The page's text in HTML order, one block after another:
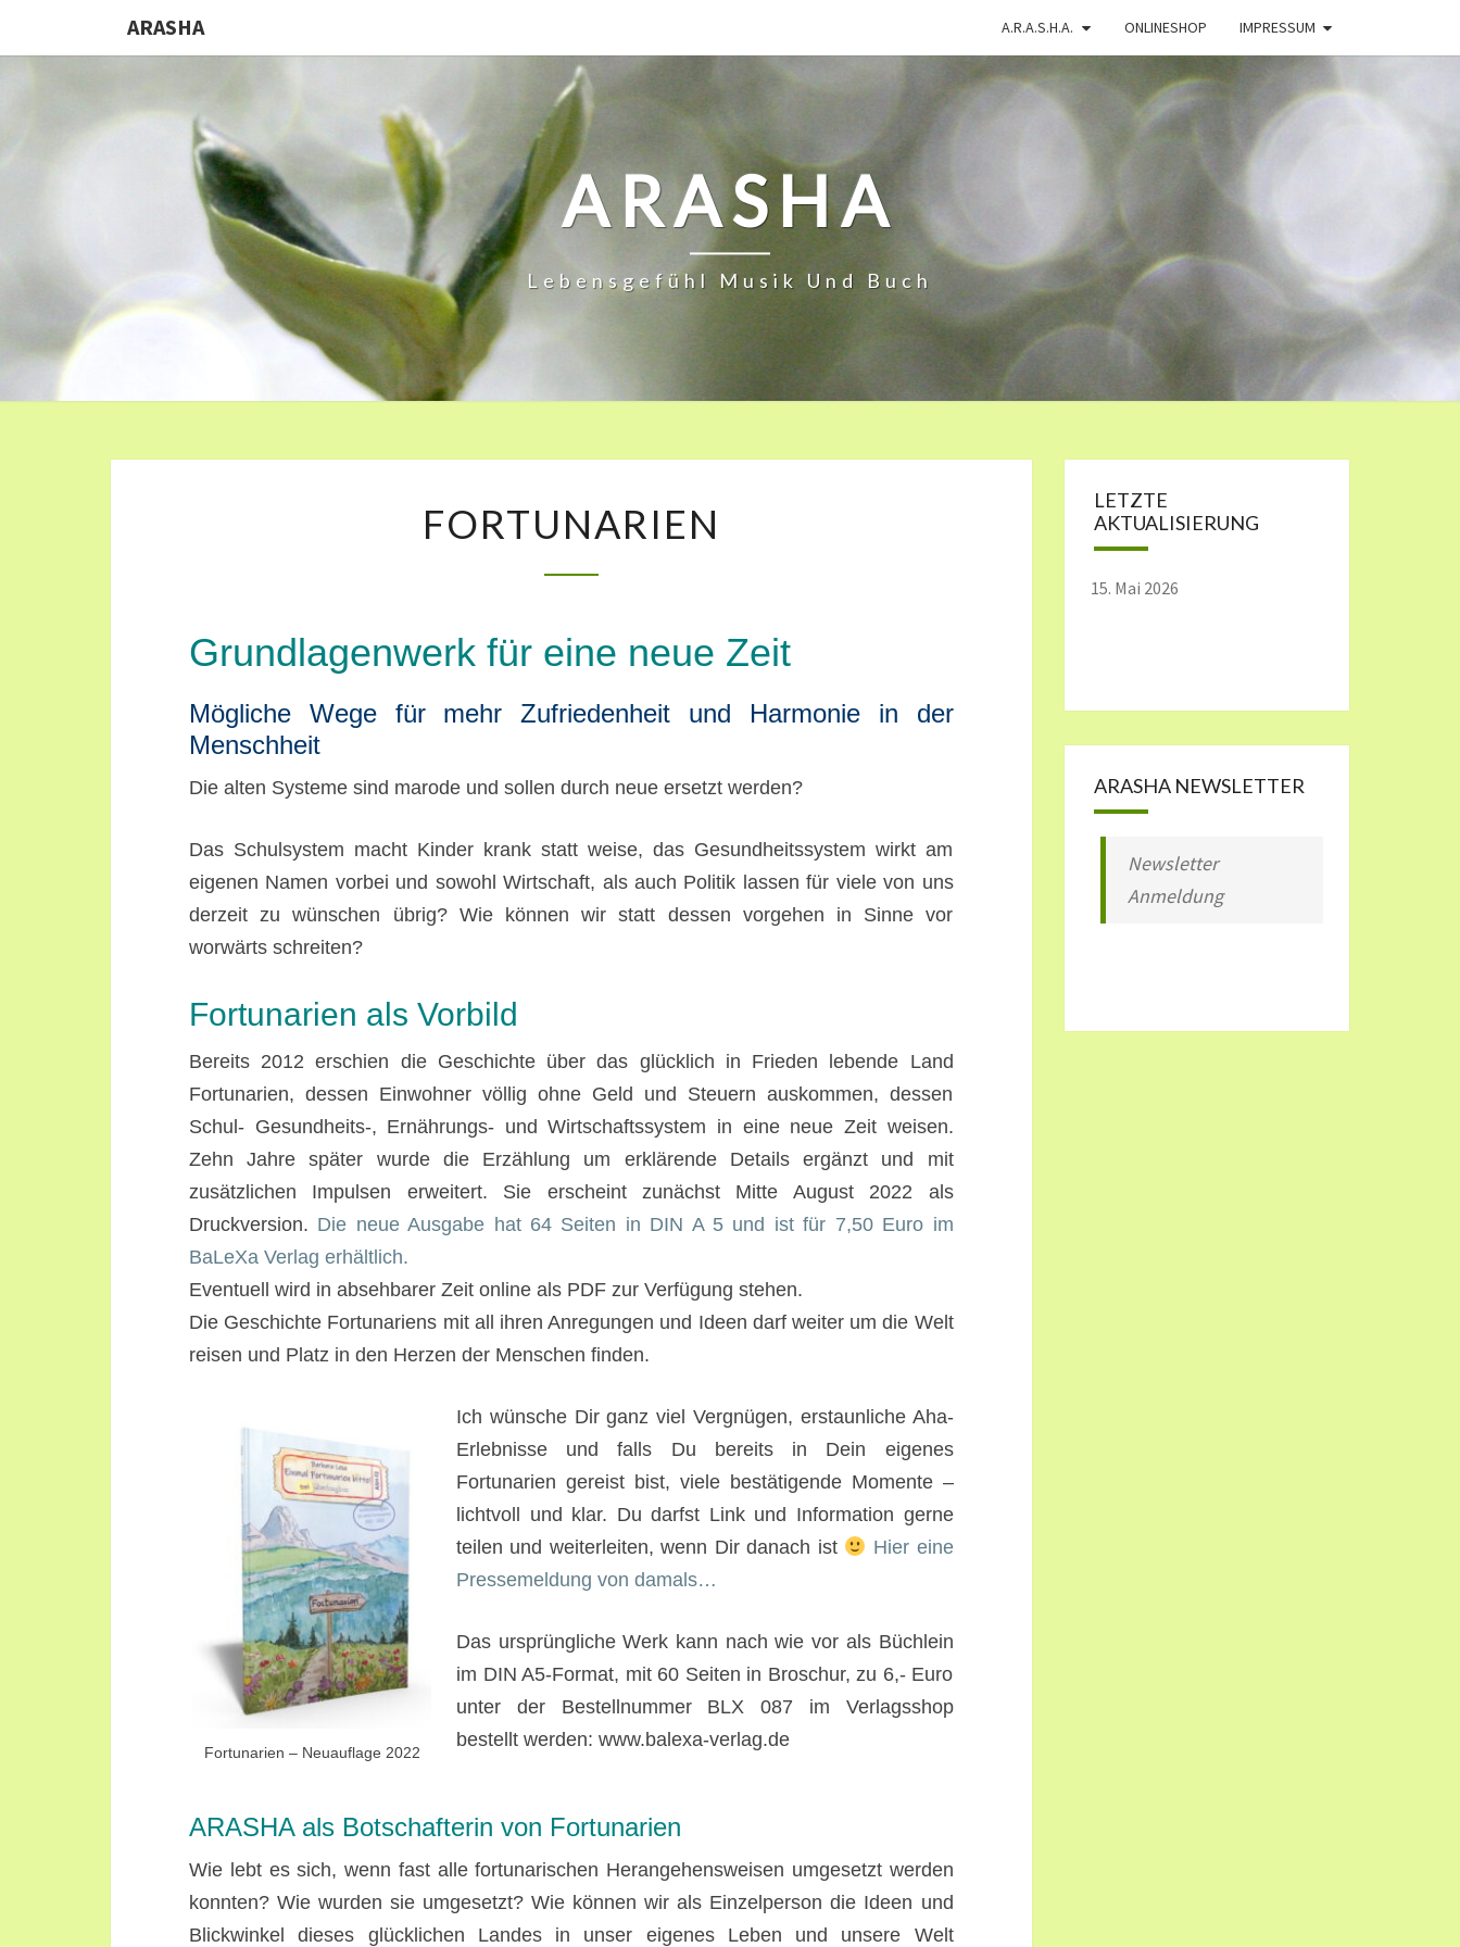
ARASHA A.R.A.S.H.A. ONLINESHOP IMPRESSUM
ARASHA
Lebensgefühl Musik Und Buch
FORTUNARIEN
Grundlagenwerk für eine neue Zeit
Mögliche Wege für mehr Zufriedenheit und Harmonie in der
Menschheit
Die alten Systeme sind marode und sollen durch neue ersetzt werden?
Das Schulsystem macht Kinder krank statt weise, das Gesundheitssystem wirkt am
eigenen Namen vorbei und sowohl Wirtschaft, als auch Politik lassen für viele von uns
derzeit zu wünschen übrig? Wie können wir statt dessen vorgehen in Sinne vor
worwärts schreiten?
Fortunarien als Vorbild
Bereits 2012 erschien die Geschichte über das glücklich in Frieden lebende Land
Fortunarien, dessen Einwohner völlig ohne Geld und Steuern auskommen, dessen
Schul- Gesundheits-, Ernährungs- und Wirtschaftssystem in eine neue Zeit weisen.
Zehn Jahre später wurde die Erzählung um erklärende Details ergänzt und mit
zusätzlichen Impulsen erweitert. Sie erscheint zunächst Mitte August 2022 als
Druckversion. Die neue Ausgabe hat 64 Seiten in DIN A 5 und ist für 7,50 Euro im
BaLeXa Verlag erhältlich.
Eventuell wird in absehbarer Zeit online als PDF zur Verfügung stehen.
Die Geschichte Fortunariens mit all ihren Anregungen und Ideen darf weiter um die Welt
reisen und Platz in den Herzen der Menschen finden.
Fortunarien – Neuauflage 2022
Ich wünsche Dir ganz viel Vergnügen, erstaunliche Aha-
Erlebnisse und falls Du bereits in Dein eigenes
Fortunarien gereist bist, viele bestätigende Momente –
lichtvoll und klar. Du darfst Link und Information gerne
teilen und weiterleiten, wenn Dir danach ist
Hier eine
Pressemeldung von damals…
Das ursprüngliche Werk kann nach wie vor als Büchlein
im DIN A5-Format, mit 60 Seiten in Broschur, zu 6,- Euro
unter der Bestellnummer BLX 087 im Verlagsshop
bestellt werden: www.balexa-verlag.de
ARASHA als Botschafterin von Fortunarien
Wie lebt es sich, wenn fast alle fortunarischen Herangehensweisen umgesetzt werden
konnten? Wie wurden sie umgesetzt? Wie können wir als Einzelperson die Ideen und
Blickwinkel dieses glücklichen Landes in unser eigenes Leben und unsere Welt
LETZTE
AKTUALISIERUNG
15. Mai 2026
ARASHA NEWSLETTER
Newsletter
Anmeldung